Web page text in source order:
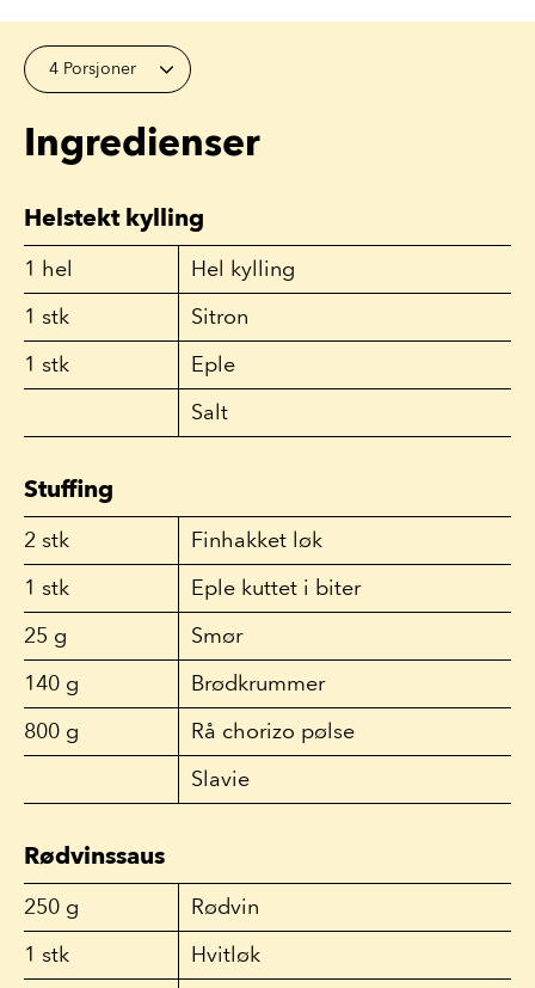
4 Porsjoner
Ingredienser
Helstekt kylling
1 hel
Hel kylling
1 stk
Sitron
1 stk
Eple
Salt
Stuffing
2 stk
Finhakket løk
1 stk
Eple kuttet i biter
25 g
Smør
140 g
Brødkrummer
800 g
Rå chorizo pølse
Slavie
Rødvinssaus
250 g
Rødvin
1 stk
Hvitløk